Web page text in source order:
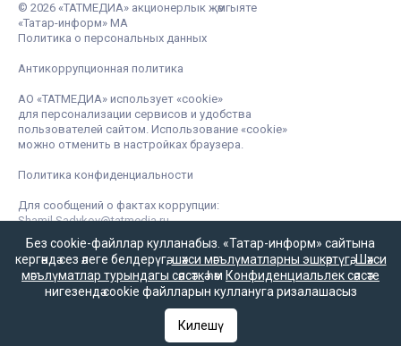
© 2026 «ТАТМЕДИА» акционерлык җәмгыяте
«Татар-информ» МА
Политика о персональных данных
Антикоррупционная политика
АО «ТАТМЕДИА» использует «cookie»
для персонализации сервисов и удобства
пользователей сайтом. Использование «cookie»
можно отменить в настройках браузера.
Политика конфиденциальности
Для сообщений о фактах коррупции:
Shamil.Sadykov@tatmedia.ru
Без cookie-файллар кулланабыз. «Татар-информ» сайтына
кергәндә сез әлеге белдерүгә,шәхси мәгълүматларны эшкәртүгә,Шәхси
мәгълүматлар турындагы сәясәткәһәм Конфиденциальлек сәясәте
нигезендә cookie файлларын куллануга ризалашасыз
Килешү